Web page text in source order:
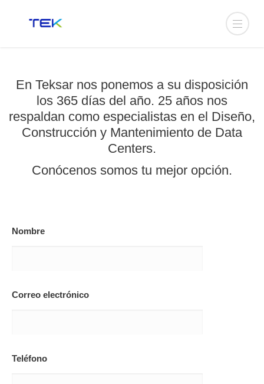
En Teksar nos ponemos a su disposición
los 365 días del año. 25 años nos
respaldan como especialistas en el Diseño,
Construcción y Mantenimiento de Data
Centers.
Conócenos somos tu mejor opción.
Nombre
Correo electrónico
Teléfono